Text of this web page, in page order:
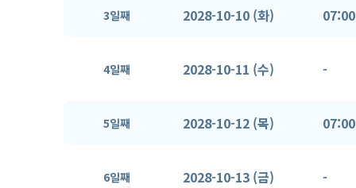
3일째 2028-10-10 (화) 07:00
4일째 2028-10-11 (수) -
5일째 2028-10-12 (목) 07:00
6일째 2028-10-13 (금) -